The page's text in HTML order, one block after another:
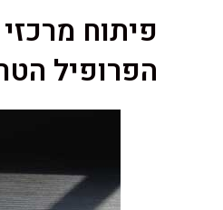
פיתוח
הפרופיל